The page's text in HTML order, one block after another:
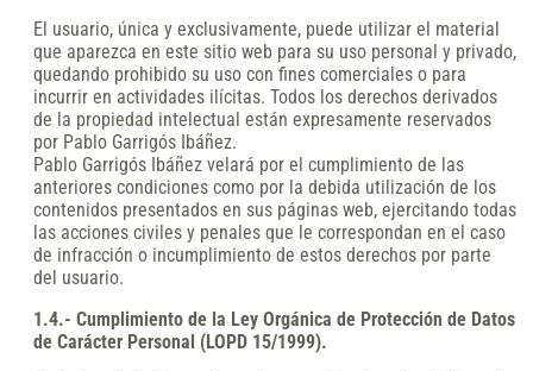
El usuario, única y exclusivamente, puede utilizar el material
que aparezca en este sitio web para su uso personal y privado,
quedando prohibido su uso con fines comerciales o para
incurrir en actividades ilícitas. Todos los derechos derivados
de la propiedad intelectual están expresamente reservados
por Pablo Garrigós Ibáñez.
Pablo Garrigós Ibáñez velará por el cumplimiento de las
anteriores condiciones como por la debida utilización de los
contenidos presentados en sus páginas web, ejercitando todas
las acciones civiles y penales que le correspondan en el caso
de infracción o incumplimiento de estos derechos por parte
del usuario.
1.4.- Cumplimiento de la Ley Orgánica de Protección de Datos
de Carácter Personal (LOPD 15/1999).